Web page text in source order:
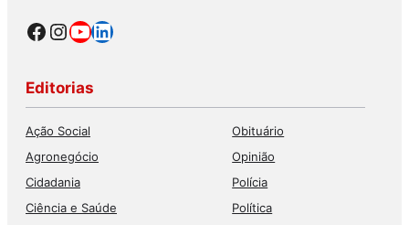
Facebook
Instagram
Youtube
LinkedIn
Editorias
Ação Social
Agronegócio
Cidadania
Ciência e Saúde
Obituário
Opinião
Polícia
Política